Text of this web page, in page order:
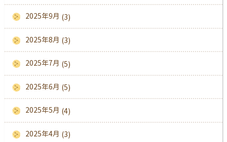
2025年9月 (3)
2025年8月 (3)
2025年7月 (5)
2025年6月 (5)
2025年5月 (4)
2025年4月 (3)